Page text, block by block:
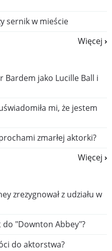
sernik w mieście
Więcej
Bardem jako Lucille Ball i
mi, że jestem
zmarłej aktorki?
Więcej
zrezygnował z udziału w
do "Downton Abbey"?
do aktorstwa?